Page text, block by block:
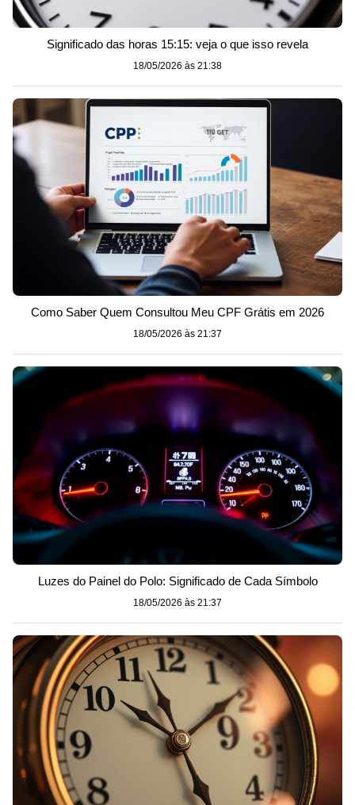
Significado das horas 15:15: veja o que isso revela
18/05/2026 às 21:38
Como Saber Quem Consultou Meu CPF Grátis em 2026
18/05/2026 às 21:37
Luzes do Painel do Polo: Significado de Cada Símbolo
18/05/2026 às 21:37